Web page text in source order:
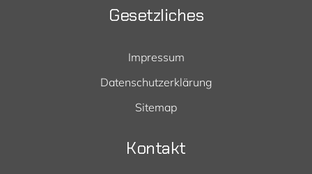
Gesetzliches
Impressum
Datenschutzerklärung
Sitemap
Kontakt